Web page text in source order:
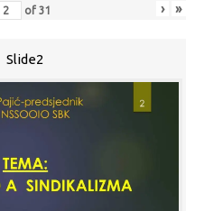
of 31 › »
Slide2